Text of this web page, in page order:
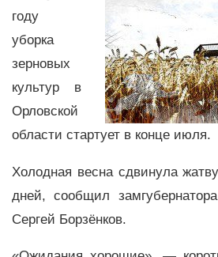
году
уборка
зерновых
культур в
Орловской
области стартует в конце июля.
Холодная весна сдвинула
дней, сообщил
Сергей Борзёнков.